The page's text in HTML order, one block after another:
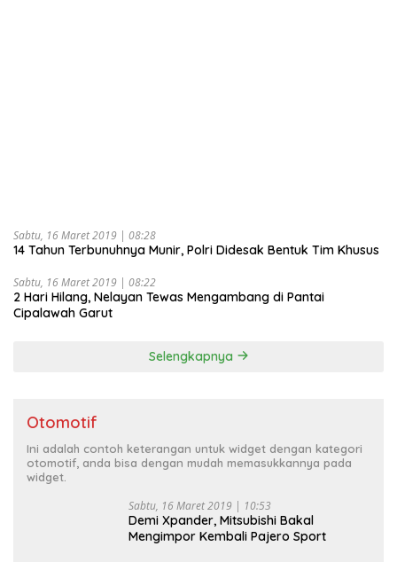
Sabtu, 16 Maret 2019 | 08:28
14 Tahun Terbunuhnya Munir, Polri Didesak Bentuk Tim Khusus
Sabtu, 16 Maret 2019 | 08:22
2 Hari Hilang, Nelayan Tewas Mengambang di Pantai
Cipalawah Garut
Selengkapnya
Otomotif
Ini adalah contoh keterangan untuk widget dengan kategori
otomotif, anda bisa dengan mudah memasukkannya pada
widget.
Sabtu, 16 Maret 2019 | 10:53
Demi Xpander, Mitsubishi Bakal
Mengimpor Kembali Pajero Sport